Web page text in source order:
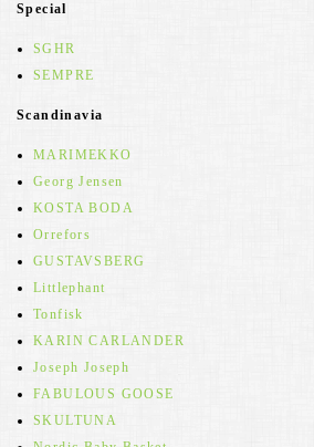
Special
SGHR
SEMPRE
Scandinavia
MARIMEKKO
Georg Jensen
KOSTA BODA
Orrefors
GUSTAVSBERG
Littlephant
Tonfisk
KARIN CARLANDER
Joseph Joseph
FABULOUS GOOSE
SKULTUNA